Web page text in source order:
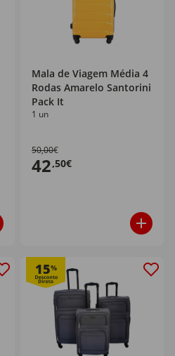
Mala de Viagem Média 4
Rodas Amarelo Santorini
Pack It
1 un
50,00€
42,50€
15%